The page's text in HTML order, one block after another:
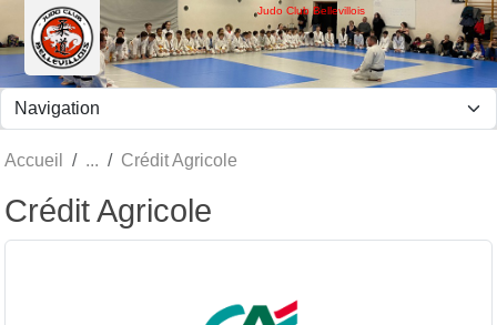
Judo Club Bellevillois
Accueil Crédit Agricole
Crédit Agricole
Panneau de gestion des cookies